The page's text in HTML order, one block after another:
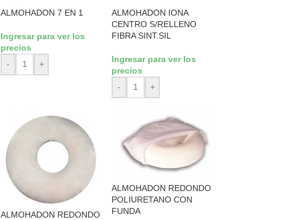
ALMOHADON 7 EN 1
Ingresar para ver los
precios
-
+
ALMOHADON IONA
CENTRO S/RELLENO
FIBRA SINT.SIL
Ingresar para ver los
precios
-
+
ALMOHADON REDONDO
ALMOHADON REDONDO
POLIURETANO CON
FUNDA